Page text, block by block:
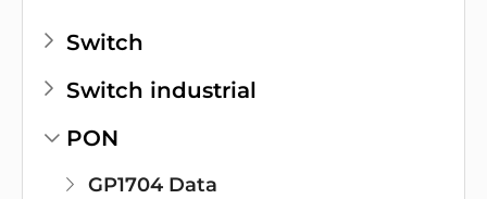
Switch
Switch industrial
PON
GP1704 Data